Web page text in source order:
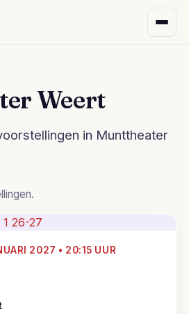
Weert
in Munttheater
2027 • 20:15 UUR